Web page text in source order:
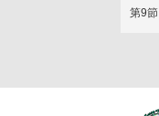
第9節